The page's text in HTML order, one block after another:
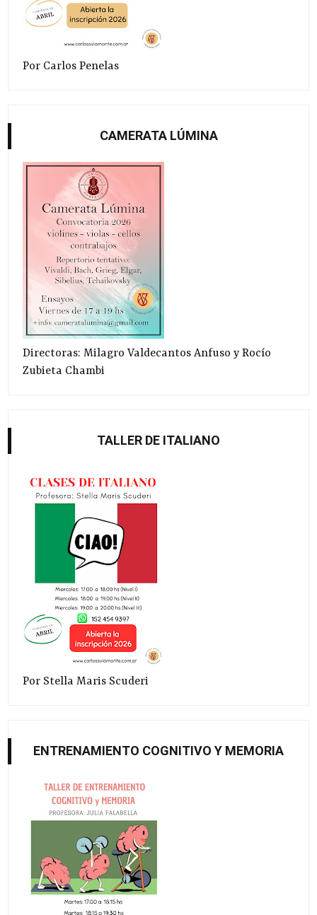
Por Carlos Penelas
CAMERATA LÚMINA
Directoras: Milagro Valdecantos Anfuso y Rocío
Zubieta Chambi
TALLER DE ITALIANO
Por Stella Maris Scuderi
ENTRENAMIENTO COGNITIVO Y MEMORIA